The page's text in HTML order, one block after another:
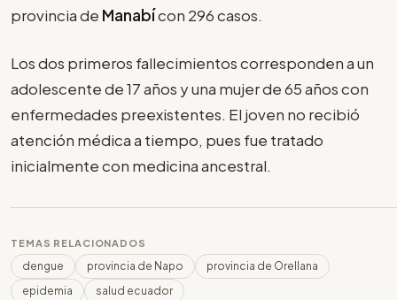
provincia de Manabícon 296 casos.
Los dos primeros fallecimientos corresponden a un
adolescente de 17 años y una mujer de 65 años con
enfermedades preexistentes. El joven no recibió
atención médica a tiempo, pues fue tratado
inicialmente con medicina ancestral.
TEMAS RELACIONADOS
dengue provincia de Napo
provincia de Orellana
epidemia
salud ecuador